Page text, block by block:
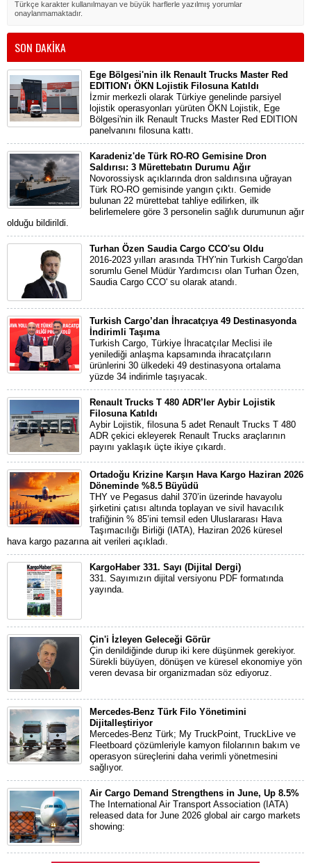
Türkçe karakter kullanılmayan ve büyük harflerle yazılmış yorumlar
onaylanmamaktadır.
SON DAKİKA
Ege Bölgesi'nin ilk Renault Trucks Master Red
EDITION'ı ÖKN Lojistik Filosuna Katıldı
İzmir merkezli olarak Türkiye genelinde parsiyel
lojistik operasyonları yürüten ÖKN Lojistik, Ege
Bölgesi'nin ilk Renault Trucks Master Red EDITION
panelvanını filosuna kattı.
Karadeniz'de Türk RO-RO Gemisine Dron
Saldırısı: 3 Mürettebatın Durumu Ağır
Novorossiysk açıklarında dron saldırısına uğrayan
Türk RO-RO gemisinde yangın çıktı. Gemide
bulunan 22 mürettebat tahliye edilirken, ilk
belirlemelere göre 3 personelin sağlık durumunun ağır
olduğu bildirildi.
Turhan Özen Saudia Cargo CCO'su Oldu
2016-2023 yılları arasında THY'nin Turkish Cargo'dan
sorumlu Genel Müdür Yardımcısı olan Turhan Özen,
Saudia Cargo CCO' su olarak atandı.
Turkish Cargo’dan İhracatçıya 49 Destinasyonda
İndirimli Taşıma
Turkish Cargo, Türkiye İhracatçılar Meclisi ile
yenilediği anlaşma kapsamında ihracatçıların
ürünlerini 30 ülkedeki 49 destinasyona ortalama
yüzde 34 indirimle taşıyacak.
Renault Trucks T 480 ADR’ler Aybir Lojistik
Filosuna Katıldı
Aybir Lojistik, filosuna 5 adet Renault Trucks T 480
ADR çekici ekleyerek Renault Trucks araçlarının
payını yaklaşık üçte ikiye çıkardı.
Ortadoğu Krizine Karşın Hava Kargo Haziran 2026
Döneminde %8.5 Büyüdü
THY ve Pegasus dahil 370’in üzerinde havayolu
şirketini çatısı altında toplayan ve sivil havacılık
trafiğinin % 85’ini temsil eden Uluslararası Hava
Taşımacılığı Birliği (IATA), Haziran 2026 küresel
hava kargo pazarına ait verileri açıkladı.
KargoHaber 331. Sayı (Dijital Dergi)
331. Sayımızın dijital versiyonu PDF formatında
yayında.
Çin'i İzleyen Geleceği Görür
Çin denildiğinde durup iki kere düşünmek gerekiyor.
Sürekli büyüyen, dönüşen ve küresel ekonomiye yön
veren devasa bir organizmadan söz ediyoruz.
Mercedes-Benz Türk Filo Yönetimini
Dijitalleştiriyor
Mercedes-Benz Türk; My TruckPoint, TruckLive ve
Fleetboard çözümleriyle kamyon filolarının bakım ve
operasyon süreçlerini daha verimli yönetmesini
sağlıyor.
Air Cargo Demand Strengthens in June, Up 8.5%
The International Air Transport Association (IATA)
released data for June 2026 global air cargo markets
showing: